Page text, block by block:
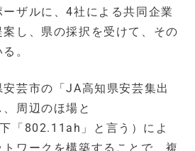
ザルに、4社による共同企業
し、県の採択を受けて、その
。
芸市の「JA高知県安芸集出
周辺のほ場と
「802.11ah」と言う）によ
ワークを構築することで、複